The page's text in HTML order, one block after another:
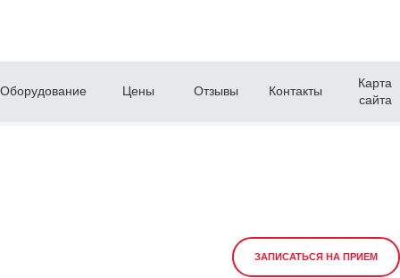
Оборудование Цены Отзывы Контакты
Карта
сайта
ЗАПИСАТЬСЯ НА ПРИЕМ